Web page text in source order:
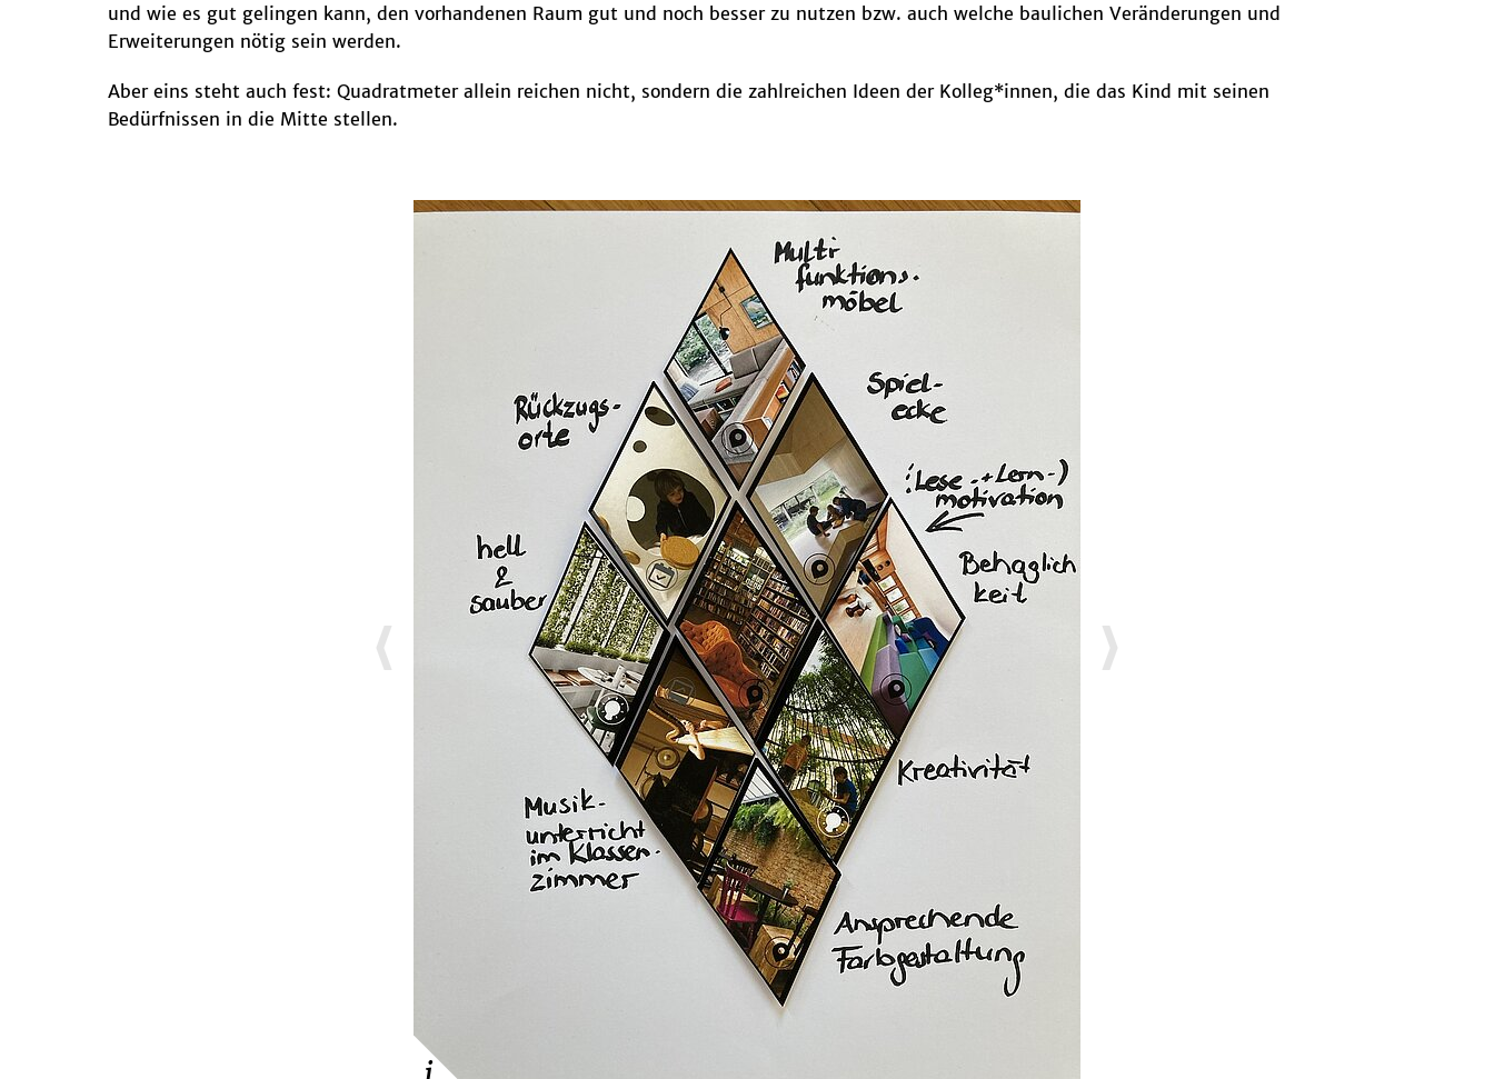
und wie es gut gelingen kann, den vorhandenen Raum gut und noch besser zu nutzen bzw. auch welche baulichen Veränderungen und
Erweiterungen nötig sein werden.
Aber eins steht auch fest: Quadratmeter allein reichen nicht, sondern die zahlreichen Ideen der Kolleg*innen, die das Kind mit seinen
Bedürfnissen in die Mitte stellen.